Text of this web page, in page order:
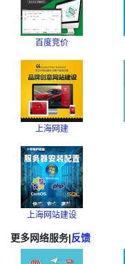
百度竞价
上海网建
上海网站建设
更多网络服务|反馈